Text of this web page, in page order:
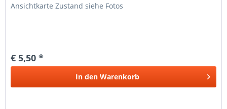
Ansichtkarte Zustand siehe Fotos
€ 5,50 *
In den Warenkorb